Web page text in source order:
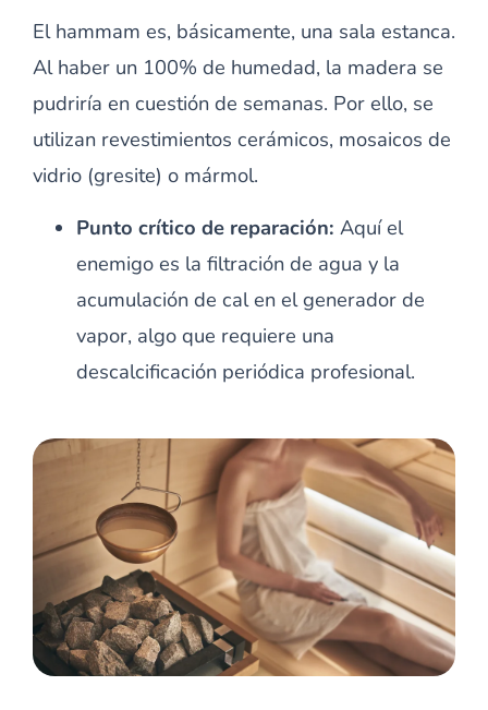
El hammam es, básicamente, una sala estanca.
Al haber un 100% de humedad, la madera se
pudriría en cuestión de semanas. Por ello, se
utilizan revestimientos cerámicos, mosaicos de
vidrio (gresite) o mármol.
Punto crítico de reparación: Aquí el
enemigo es la filtración de agua y la
acumulación de cal en el generador de
vapor, algo que requiere una
descalcificación periódica profesional.